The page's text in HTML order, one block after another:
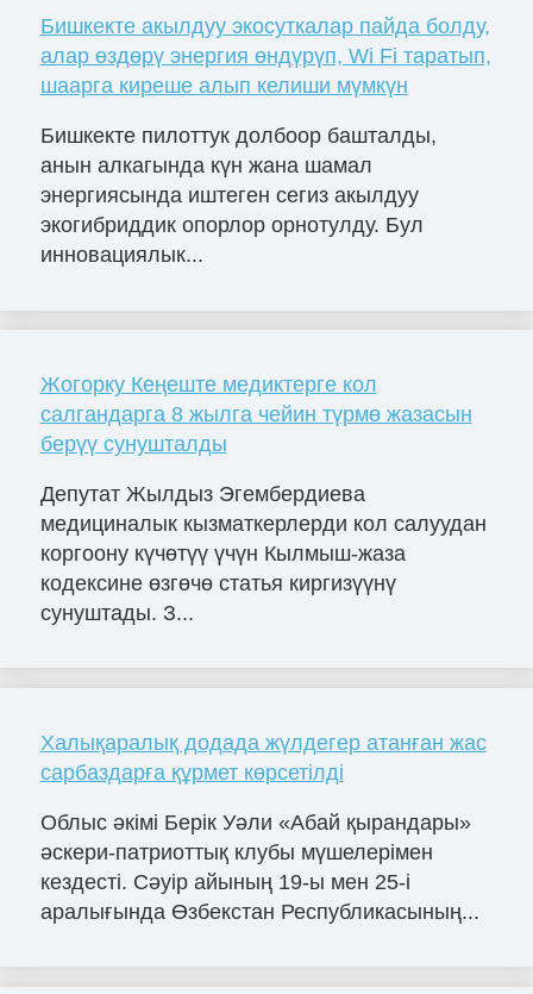
Бишкекте акылдуу экосуткалар пайда болду,
алар өздөрү энергия өндүрүп, Wi Fi таратып,
шаарга киреше алып келиши мүмкүн
Бишкекте пилоттук долбоор башталды,
анын алкагында күн жана шамал
энергиясында иштеген сегиз акылдуу
экогибриддик опорлор орнотулду. Бул
инновациялык...
Жогорку Кеңеште медиктерге кол
салгандарга 8 жылга чейин түрмө жазасын
берүү сунушталды
Депутат Жылдыз Эгембердиева
медициналык кызматкерлерди кол салуудан
коргоону күчөтүү үчүн Кылмыш-жаза
кодексине өзгөчө статья киргизүүнү
сунуштады. З...
Халықаралық додада жүлдегер атанған жас
сарбаздарға құрмет көрсетілді
Облыс әкімі Берік Уәли «Абай қырандары»
әскери-патриоттық клубы мүшелерімен
кездесті. Сәуір айының 19-ы мен 25-і
аралығында Өзбекстан Республикасының...